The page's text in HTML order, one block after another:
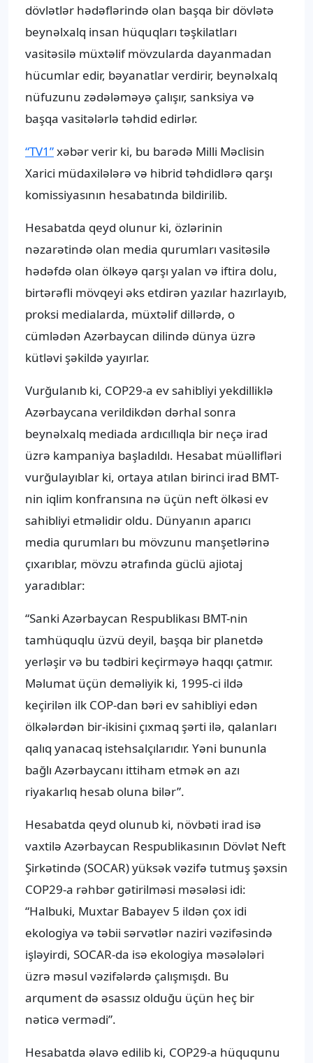
dövlətlər hədəflərində olan başqa bir dövlətə
beynəlxalq insan hüquqları təşkilatları
vasitəsilə müxtəlif mövzularda dayanmadan
hücumlar edir, bəyanatlar verdirir, beynəlxalq
nüfuzunu zədələməyə çalışır, sanksiya və
başqa vasitələrlə təhdid edirlər.
“TV1”xəbər verir ki, bu barədə Milli Məclisin
Xarici müdaxilələrə və hibrid təhdidlərə qarşı
komissiyasının hesabatında bildirilib.
Hesabatda qeyd olunur ki, özlərinin
nəzarətində olan media qurumları vasitəsilə
hədəfdə olan ölkəyə qarşı yalan və iftira dolu,
birtərəfli mövqeyi əks etdirən yazılar hazırlayıb,
proksi medialarda, müxtəlif dillərdə, o
cümlədən Azərbaycan dilində dünya üzrə
kütləvi şəkildə yayırlar.
Vurğulanıb ki, COP29-a ev sahibliyi yekdilliklə
Azərbaycana verildikdən dərhal sonra
beynəlxalq mediada ardıcıllıqla bir neçə irad
üzrə kampaniya başladıldı. Hesabat müəllifləri
vurğulayıblar ki, ortaya atılan birinci irad BMT-
nin iqlim konfransına nə üçün neft ölkəsi ev
sahibliyi etməlidir oldu. Dünyanın aparıcı
media qurumları bu mövzunu manşetlərinə
çıxarıblar, mövzu ətrafında güclü ajiotaj
yaradıblar:
“Sanki Azərbaycan Respublikası BMT-nin
tamhüquqlu üzvü deyil, başqa bir planetdə
yerləşir və bu tədbiri keçirməyə haqqı çatmır.
Məlumat üçün deməliyik ki, 1995-ci ildə
keçirilən ilk COP-dan bəri ev sahibliyi edən
ölkələrdən bir-ikisini çıxmaq şərti ilə, qalanları
qalıq yanacaq istehsalçılarıdır. Yəni bununla
bağlı Azərbaycanı ittiham etmək ən azı
riyakarlıq hesab oluna bilər”.
Hesabatda qeyd olunub ki, növbəti irad isə
vaxtilə Azərbaycan Respublikasının Dövlət Neft
Şirkətində (SOCAR) yüksək vəzifə tutmuş şəxsin
COP29-a rəhbər gətirilməsi məsələsi idi:
“Halbuki, Muxtar Babayev 5 ildən çox idi
ekologiya və təbii sərvətlər naziri vəzifəsində
işləyirdi, SOCAR-da isə ekologiya məsələləri
üzrə məsul vəzifələrdə çalışmışdı. Bu
arqument də əsassız olduğu üçün heç bir
nəticə vermədi”.
Hesabatda əlavə edilib ki, COP29-a hüququnu